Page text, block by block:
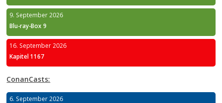
9. September 2026
Blu-ray-Box 9
16. September 2026
Kapitel 1167
ConanCasts:
6. September 2026